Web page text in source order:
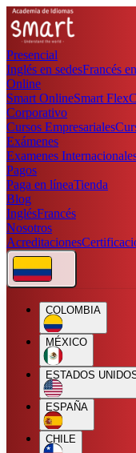
Presencial
Inglés en sedesFrancés
Online
Smart OnlineSmart Flex
Corporativo
Cursos Empresariales
Exámenes
Examenes
Pagos
Paga en líneaTienda
Blog
InglésFrancés
Nosotros
Acreditaciones
COLOMBIA
MÉXICO
ESTADOS
ESPAÑA
CHILE